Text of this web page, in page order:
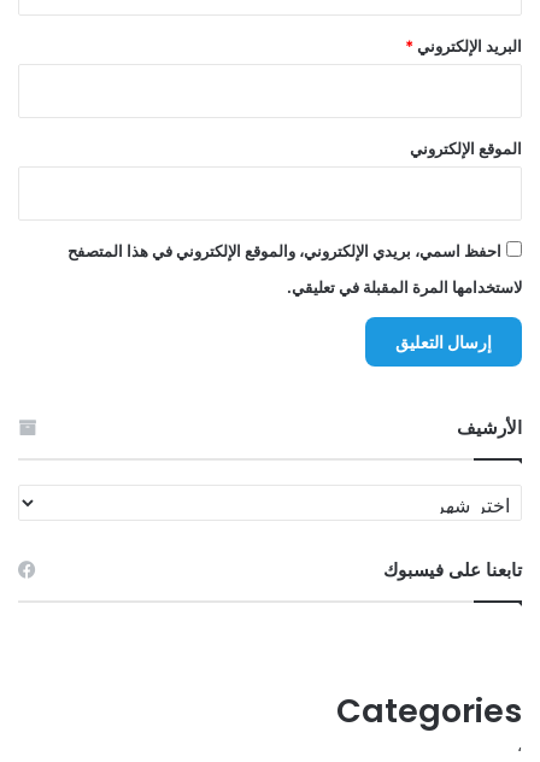
البريد الإلكتروني *
الموقع الإلكتروني
احفظ اسمي، بريدي الإلكتروني، والموقع الإلكتروني في هذا المتصفح
لاستخدامها المرة المقبلة في تعليقي.
الأرشيف
الأرشيف
تابعنا على فيسبوك
Categories
،